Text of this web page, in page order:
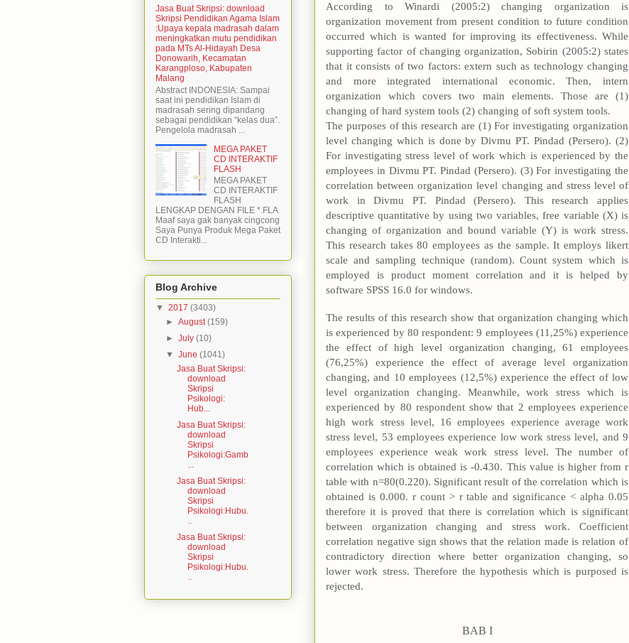
According to Winardi (2005:2) changing organization is
organization movement from present condition to future condition
occurred which is wanted for improving its effectiveness. While
supporting factor of changing organization, Sobirin (2005:2) states
that it consists of two factors: extern such as technology changing
and more integrated international economic. Then, intern
organization which covers two main elements. Those are (1)
changing of hard system tools (2) changing of soft system tools.
The purposes of this research are (1) For investigating organization
level changing which is done by Divmu PT. Pindad (Persero). (2)
For investigating stress level of work which is experienced by the
employees in Divmu PT. Pindad (Persero). (3) For investigating the
correlation between organization level changing and stress level of
work in Divmu PT. Pindad (Persero). This research applies
descriptive quantitative by using two variables, free variable (X) is
changing of organization and bound variable (Y) is work stress.
This research takes 80 employees as the sample. It employs likert
scale and sampling technique (random). Count system which is
employed is product moment correlation and it is helped by
software SPSS 16.0 for windows.
The results of this research show that organization changing which
is experienced by 80 respondent: 9 employees (11,25%) experience
the effect of high level organization changing, 61 employees
(76,25%) experience the effect of average level organization
changing, and 10 employees (12,5%) experience the effect of low
level organization changing. Meanwhile, work stress which is
experienced by 80 respondent show that 2 employees experience
high work stress level, 16 employees experience average work
stress level, 53 employees experience low work stress level, and 9
employees experience weak work stress level. The number of
correlation which is obtained is -0.430. This value is higher from r
table with n=80(0.220). Significant result of the correlation which is
obtained is 0.000. r count > r table and significance < alpha 0.05
therefore it is proved that there is correlation which is significant
between organization changing and stress work. Coefficient
correlation negative sign shows that the relation made is relation of
contradictory direction where better organization changing, so
lower work stress. Therefore the hypothesis which is purposed is
rejected.
BAB I
Jasa Buat Skripsi: download
Skripsi Pendidikan Agama Islam
:Upaya kepala madrasah dalam
meningkatkan mutu pendidikan
pada MTs Al-Hidayah Desa
Donowarih, Kecamatan
Karangploso, Kabupaten
Malang
Abstract INDONESIA: Sampai
saat ini pendidikan Islam di
madrasah sering dipandang
sebagai pendidikan “kelas dua”.
Pengelola madrasah ...
MEGA PAKET
CD INTERAKTIF
FLASH
MEGA PAKET
CD INTERAKTIF
FLASH
LENGKAP DENGAN FILE *.FLA
Maaf saya gak banyak cingcong
Saya Punya Produk Mega Paket
CD Interakti...
Blog Archive
▼ 2017 (3403)
►August(159)
►July(10)
▼June(1041)
Jasa Buat Skripsi:
download
Skripsi
Psikologi:
Hub...
Jasa Buat Skripsi:
download
Skripsi
Psikologi:Gamb
...
Jasa Buat Skripsi:
download
Skripsi
Psikologi:Hubu.
..
Jasa Buat Skripsi:
download
Skripsi
Psikologi:Hubu.
..